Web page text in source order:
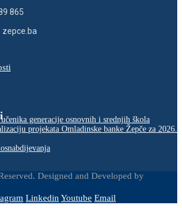
865
zepce.ba
generacije osnovnih i srednjih škola
projekata Omladinske banke Žepče za 2026.
Designed and Developed by
LinkedinYoutube Email